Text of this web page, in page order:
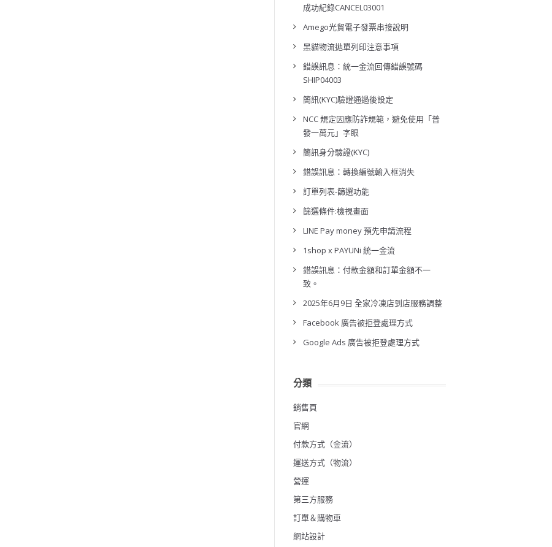
成功紀錄CANCEL03001
Amego光貿電子發票串接說明
黑貓物流拋單列印注意事項
錯誤訊息：統一金流回傳錯誤號碼
SHIP04003
簡訊(KYC)驗證通過後設定
NCC 規定因應防詐規範，避免使用「普
發一萬元」字眼
簡訊身分驗證(KYC)
錯誤訊息：轉換編號輸入框消失
訂單列表-篩選功能
篩選條件:檢視畫面
LINE Pay money 預先申請流程
1shop x PAYUNi 統一金流
錯誤訊息：付款金額和訂單金額不一
致。
2025年6月9日 全家冷凍店到店服務調整
Facebook 廣告被拒登處理方式
Google Ads 廣告被拒登處理方式
分類
銷售頁
官網
付款方式（金流）
運送方式（物流）
營運
第三方服務
訂單＆購物車
網站設計